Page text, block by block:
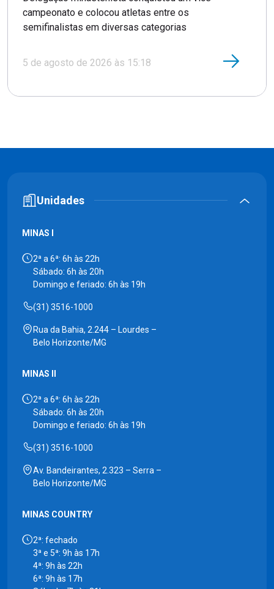
campeonato e colocou atletas entre os
semifinalistas em diversas categorias
5 de agosto de 2026 às 15:18
Unidades
MINAS I
2ª a 6ª: 6h às 22h
Sábado: 6h às 20h
Domingo e feriado: 6h às 19h
(31) 3516-1000
Rua da Bahia, 2.244 – Lourdes –
Belo Horizonte/MG
MINAS II
2ª a 6ª: 6h às 22h
Sábado: 6h às 20h
Domingo e feriado: 6h às 19h
(31) 3516-1000
Av. Bandeirantes, 2.323 – Serra –
Belo Horizonte/MG
MINAS COUNTRY
2ª: fechado
3ª e 5ª: 9h às 17h
4ª: 9h às 22h
6ª: 9h às 17h